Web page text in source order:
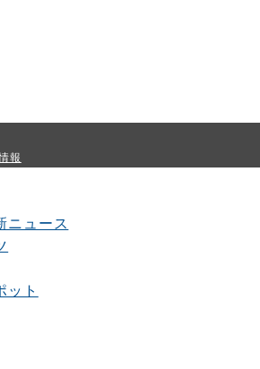
報
ニュース
ット